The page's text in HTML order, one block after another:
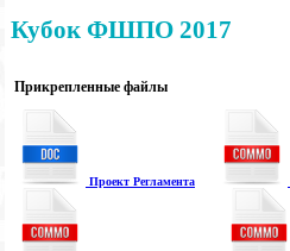
Кубок ФШПО 2017
Прикрепленные файлы
Проект Регламента